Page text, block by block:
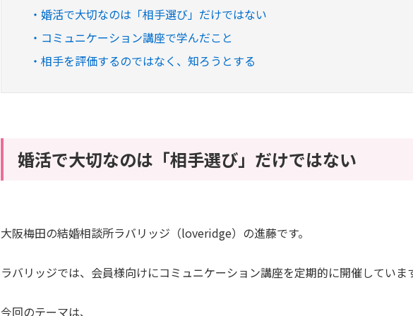
婚活で大切なのは「相手選び」だけではない
コミュニケーション講座で学んだこと
相手を評価するのではなく、知ろうとする
婚活で大切なのは「相手選び」だけではない
大阪梅田の結婚相談所ラバリッジ（loveridge）の進藤です。
ラバリッジでは、会員様向けにコミュニケーション講座を定期的に開催していま
今回のテーマは、